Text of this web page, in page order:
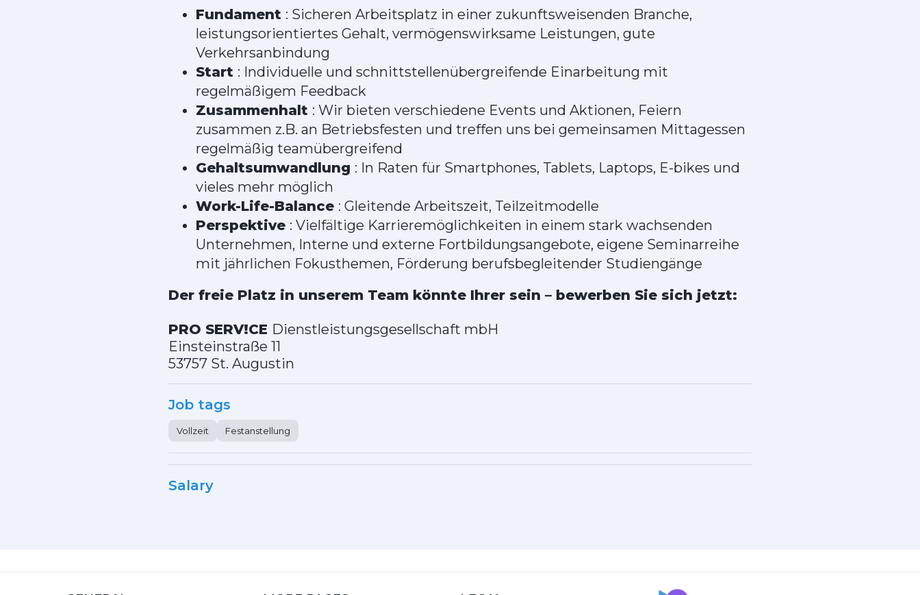
Fundament : Sicheren Arbeitsplatz in einer zukunftsweisenden Branche,
leistungsorientiertes Gehalt, vermögenswirksame Leistungen, gute
Verkehrsanbindung
Start : Individuelle und schnittstellenübergreifende Einarbeitung mit
regelmäßigem Feedback
Zusammenhalt : Wir bieten verschiedene Events und Aktionen, Feiern
zusammen z.B. an Betriebsfesten und treffen uns bei gemeinsamen Mittagessen
regelmäßig teamübergreifend
Gehaltsumwandlung : In Raten für Smartphones, Tablets, Laptops, E-bikes und
vieles mehr möglich
Work-Life-Balance : Gleitende Arbeitszeit, Teilzeitmodelle
Perspektive : Vielfältige Karrieremöglichkeiten in einem stark wachsenden
Unternehmen, Interne und externe Fortbildungsangebote, eigene Seminarreihe
mit jährlichen Fokusthemen, Förderung berufsbegleitender Studiengänge
Der freie Platz in unserem Team könnte Ihrer sein – bewerben Sie sich jetzt:
PRO SERV!CE Dienstleistungsgesellschaft mbH
Einsteinstraße 11
53757 St. Augustin
Job tags
Vollzeit Festanstellung
Salary